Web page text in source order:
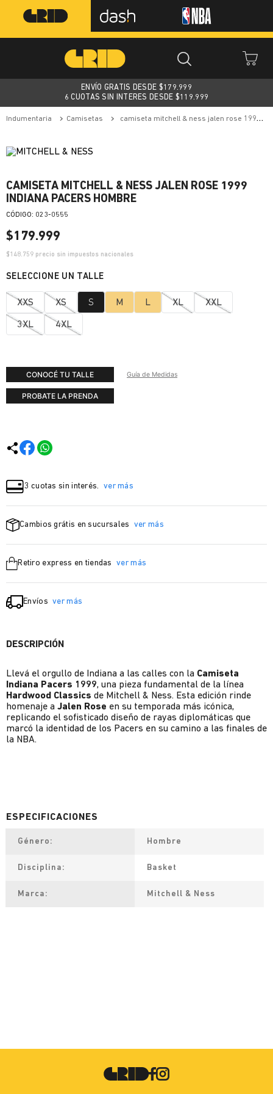
ENVÍO GRATIS DESDE $179.999
6 CUOTAS SIN INTERES DESDE $119.999
indumentaria camisetas camiseta mitchell & ness jalen rose 1999 indiana pacers hombre
CAMISETA MITCHELL & NESS JALEN ROSE 1999
INDIANA PACERS HOMBRE
: 023-0555
$179.999
$148.759 precio sin impuestos nacionales
XXS XS S M L XL XXL
3XL 4XL
CONOCÉ TU TALLE Guía de Medidas
PROBATE LA PRENDA
3 cuotas sin interés. ver más
Cambios grátis en sucursales ver más
Retiro express en tiendas ver más
Envíos ver más
DESCRIPCIÓN
Llevá el orgullo de Indiana a las calles con la Camiseta
Indiana Pacers 1999, una pieza fundamental de la línea
Hardwood Classics de Mitchell & Ness. Esta edición rinde
homenaje a Jalen Rose en su temporada más icónica,
replicando el sofisticado diseño de rayas diplomáticas que
marcó la identidad de los Pacers en su camino a las finales de
la NBA.
Género Hombre
Disciplina Basket
Marca Mitchell & Ness